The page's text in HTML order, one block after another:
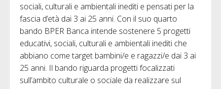
sociali, culturali e ambientali inediti e pensati per la
fascia d’età dai 3 ai 25 anni. Con il suo quarto
bando BPER Banca intende sostenere 5 progetti
educativi, sociali, culturali e ambientali inediti che
abbiano come target bambini/e e ragazzi/e dai 3 ai
25 anni. Il bando riguarda progetti focalizzati
sull’ambito culturale o sociale da realizzare sul